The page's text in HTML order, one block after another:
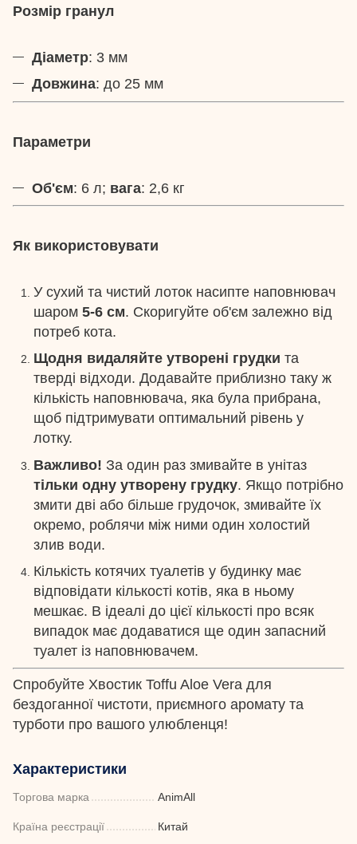
Розмір гранул
Діаметр: 3 мм
Довжина: до 25 мм
Параметри
Об'єм: 6 л; вага: 2,6 кг
Як використовувати
У сухий та чистий лоток насипте наповнювач
шаром 5-6 см. Скоригуйте об'єм залежно від
потреб кота.
Щодня видаляйте утворені грудки та
тверді відходи. Додавайте приблизно таку ж
кількість наповнювача, яка була прибрана,
щоб підтримувати оптимальний рівень у
лотку.
Важливо! За один раз змивайте в унітаз
тільки одну утворену грудку. Якщо потрібно
змити дві або більше грудочок, змивайте їх
окремо, роблячи між ними один холостий
злив води.
Кількість котячих туалетів у будинку має
відповідати кількості котів, яка в ньому
мешкає. В ідеалі до цієї кількості про всяк
випадок має додаватися ще один запасний
туалет із наповнювачем.
Спробуйте Хвостик Toffu Aloe Vera для
бездоганної чистоти, приємного аромату та
турботи про вашого улюбленця!
Характеристики
Торгова марка AnimAll
Країна реєстрації Китай